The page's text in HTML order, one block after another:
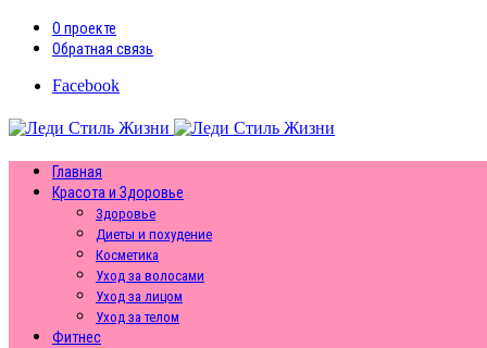
О проекте
Обратная связь
Facebook
Главная
Красота и Здоровье
Здоровье
Диеты и похудение
Косметика
Уход за волосами
Уход за лицом
Уход за телом
Фитнес